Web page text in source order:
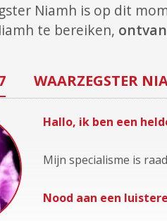
Niamh is op dit
te bereiken,
WAARZEGSTER
Hallo, ik ben een
Mijn specialisme is
Nood aan een